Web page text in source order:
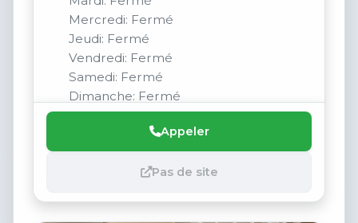
Mercredi: Fermé
Jeudi: Fermé
Vendredi: Fermé
Samedi: Fermé
Dimanche: Fermé
Appeler
Pas de site